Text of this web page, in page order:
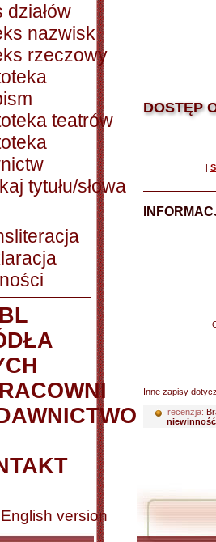
działów
nazwisk
rzeczowy
teatrów
tytułu/słowa
English version
DOSTĘP
|
Inne zapisy
recenzja:
niewinność